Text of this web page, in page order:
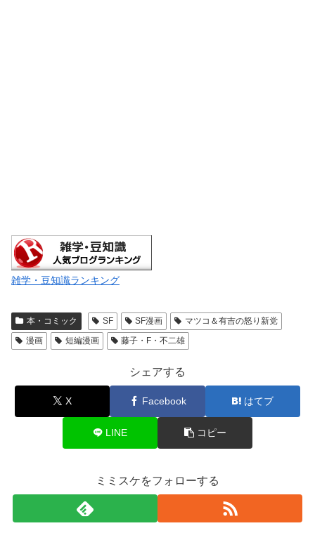
雑学・豆知識ランキング
本・コミック SF SF漫画
マツコ＆有吉の怒り新党
漫画
短編漫画 藤子・F・不二雄
シェアする
X Facebook はてブ
LINE コピー
ミミスケをフォローする